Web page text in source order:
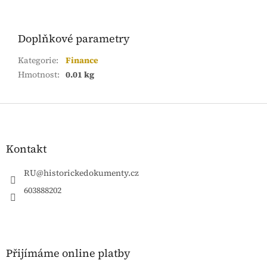
Doplňkové parametry
Kategorie:
Finance
Hmotnost: 0.01 kg
Z
Kontakt
RU@historickedokumenty.cz
603888202
Přijímáme online platby